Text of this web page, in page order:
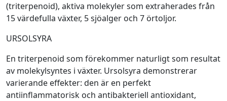
(triterpenoid), aktiva molekyler som extraherades från
15 värdefulla växter, 5 sjöalger och 7 örtoljor.
URSOLSYRA
En triterpenoid som förekommer naturligt som resultat
av molekylsyntes i växter. Ursolsyra demonstrerar
varierande effekter: den är en perfekt
antiinflammatorisk och antibakteriell antioxidant,